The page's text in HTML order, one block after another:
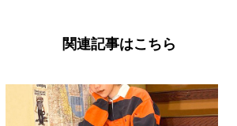
関連記事はこちら